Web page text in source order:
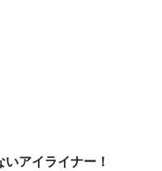
アイライナー！